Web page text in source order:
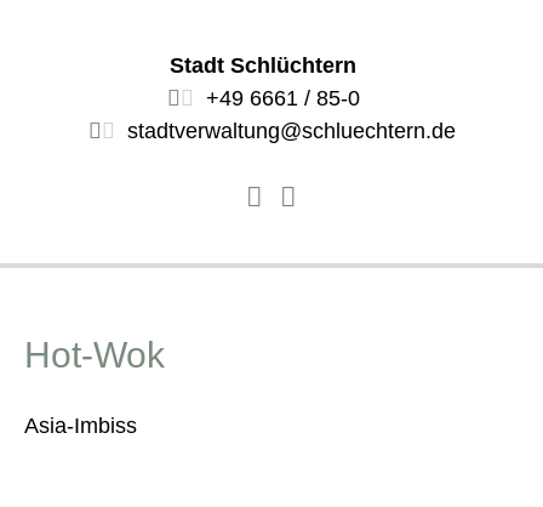
Stadt Schlüchtern
+49 6661 / 85-0
stadtverwaltung@schluechtern.de
Hot-Wok
Asia-Imbiss